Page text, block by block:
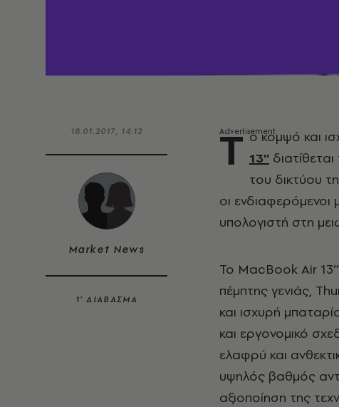
18.01.2017, 14:12
Market News
1’ ΔΙΑΒΑΣΜΑ
Τ ο κομψό και
13’’
του δικτύου
οι
υπολογιστή στη
Το MacBook Air
πέμπτης γενιάς,
και ισχυρή
και εργονομικό
ελαφρύ και
υψηλός βαθμός
αξιοποίηση της